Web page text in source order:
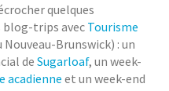
quelques
trips avec Tourisme
Brunswick) : un
deSugarloaf, un week-
acadienne et un week-end